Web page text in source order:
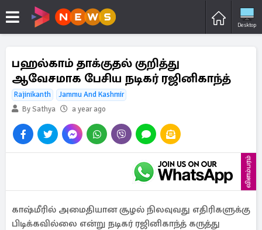
Desktop
பஹல்காம் தாக்குதல் குறித்து
ஆவேசமாக பேசிய நடிகர் ரஜினிகாந்த்
Rajinikanth
Jammu And Kashmir
By Sathya
a year ago
விளம்பரம்
காஷ்மீரில் அமைதியான சூழல் நிலவுவது எதிரிகளுக்கு
பிடிக்கவில்லை என்று நடிகர் ரஜினிகாந்த் கருத்து